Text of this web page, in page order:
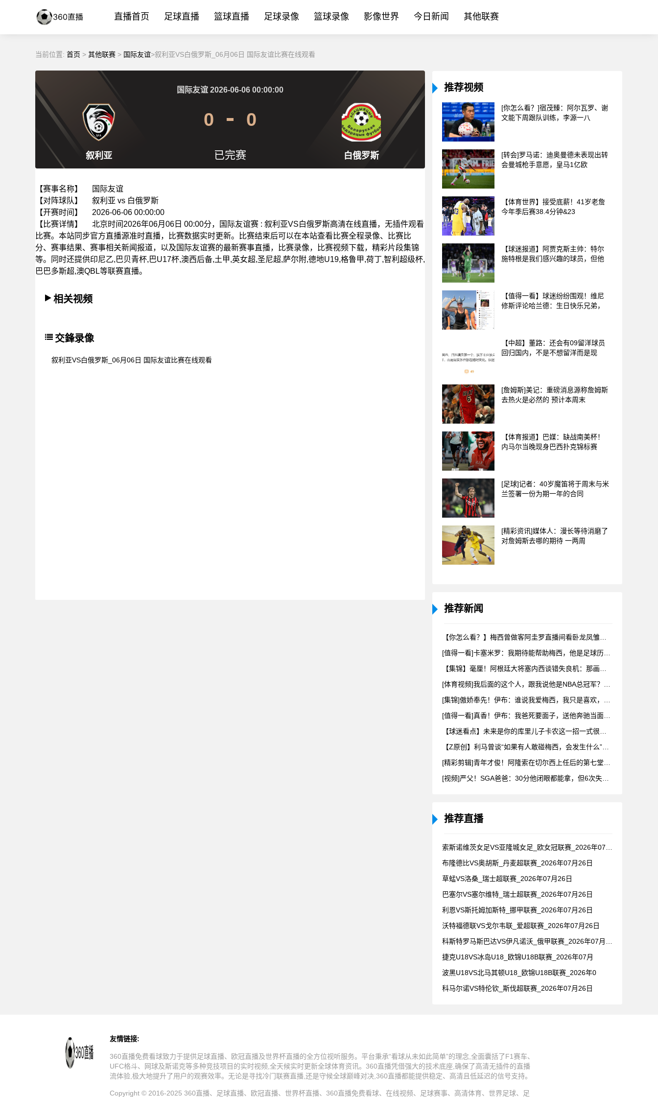
直播首页 足球直播 篮球直播 足球录像 篮球录像 影像世界 今日新闻 其他联赛
当前位置: 首页 > 其他联赛 > 国际友谊>叙利亚VS白俄罗斯_06月06日 国际友谊比赛在线观看
叙利亚 白俄罗斯
国际友谊 2026-06-06 00:00:00
0 0
已完赛
【赛事名称】
国际友谊
【对阵球队】
叙利亚 vs 白俄罗斯
【开赛时间】
2026-06-06 00:00:00
【比赛详情】
北京时间2026年06月06日 00:00分，国际友谊赛 : 叙利亚VS白俄罗斯高清在线直播，无插件观看
比赛。本站同步官方直播源准时直播，比赛数据实时更新。比赛结束后可以在本站查看比赛全程录像、比赛比
分、赛事结果、赛事相关新闻报道，以及国际友谊赛的最新赛事直播，比赛录像，比赛视频下载，精彩片段集锦
等。同时还提供印尼乙,巴贝青杯,巴U17杯,澳西后备,土甲,英女超,圣尼超,萨尔附,德地U19,格鲁甲,荷丁,智利超级杯,
巴巴多斯超,澳QBL等联赛直播。
相关视频
交鋒录像
叙利亚VS白俄罗斯_06月06日 国际友谊比赛在线观看
推荐视频
[你怎么看？]宿茂臻：阿尔瓦罗、谢
文能下周跟队训练，李源一八
[转会]罗马诺：迪奥曼德未表现出转
会曼城枪手意愿，皇马1亿欧
【体育世界】接受底薪！41岁老詹
今年季后赛38.4分钟&23
【球迷报道】阿贾克斯主帅：特尔
施特根是我们感兴趣的球员，但他
【值得一看】球迷纷纷围观！维尼
修斯评论哈兰德：生日快乐兄弟，
【中超】董路：还会有09留洋球员
回归国内，不是不想留洋而是现
[詹姆斯]美记：重磅消息源称詹姆斯
去热火是必然的 预计本周末
【体育报道】巴媒：缺战南美杯！
内马尔当晚现身巴西扑克锦标赛
[足球]记者：40岁魔笛将于周末与米
兰签署一份为期一年的合同
[精彩资讯]媒体人：漫长等待消磨了
对詹姆斯去哪的期待 一两周
推荐新闻
推荐直播
布隆德比VS奥胡斯_丹麦超联赛_2026年07月26日
草蜢VS洛桑_瑞士超联赛_2026年07月26日
巴塞尔VS塞尔维特_瑞士超联赛_2026年07月26日
利恩VS斯托姆加斯特_挪甲联赛_2026年07月26日
沃特福德联VS戈尔韦联_爱超联赛_2026年07月26日
捷克U18VS冰岛U18_欧锦U18B联赛_2026年07月
波黑U18VS北马其顿U18_欧锦U18B联赛_2026年0
科马尔诺VS特伦钦_斯伐超联赛_2026年07月26日
友情链接:
360直播免费看球致力于提供足球直播、欧冠直播及世界杯直播的全方位视听服务。平台秉承“看球从未如此简单”的理念,全面囊括了F1赛车、
UFC格斗、网球及斯诺克等多种竞技项目的实时视频,全天候实时更新全球体育资讯。360直播凭借强大的技术底座,确保了高清无插件的直播
流体验,极大地提升了用户的观赛效率。无论是寻找冷门联赛直播,还是守候全球巅峰对决,360直播都能提供稳定、高清且低延迟的信号支持。
Copyright © 2016-2025 360直播、足球直播、欧冠直播、世界杯直播、360直播免费看球、在线视频、足球赛事、高清体育、世界足球、足